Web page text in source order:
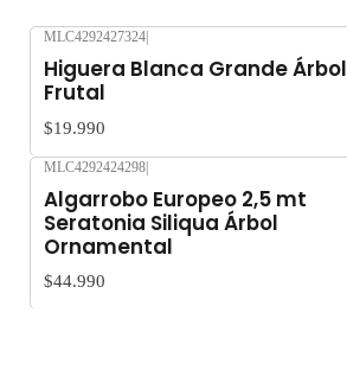
MLC4292427324
Higuera Blanca Grande Árbol
Frutal
$19.990
MLC4292424298|
Algarrobo Europeo 2,5 mt
Seratonia Siliqua Árbol
Ornamental
$44.990